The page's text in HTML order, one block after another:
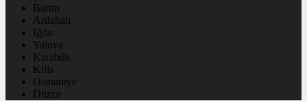
Bartın
Ardahan
Iğdır
Yalova
Karabük
Kilis
Osmaniye
Düzce